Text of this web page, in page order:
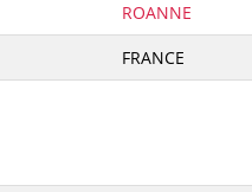
ROANNE
FRANCE